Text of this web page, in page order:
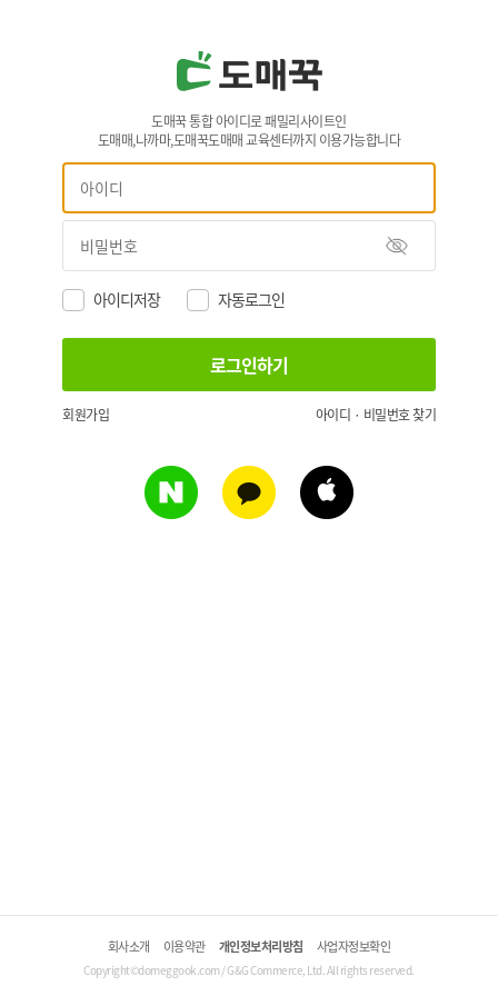
도매꾹 통합 아이디로 패밀리사이트인
도매매,나까마,도매꾹도매매 교육센터까지 이용가능합니다
아이디저장 자동로그인
회원가입 아이디 · 비밀번호 찾기
회사소개 이용약관 개인정보처리방침 사업자정보확인
Copyright©domeggook.com / G&G Commerce, Ltd. All rights reserved.